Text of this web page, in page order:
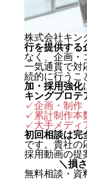
株式会社キン
行を提供する
なく、企画・
一気通貫で対
続的に行うこ
加・採用強化
キングプロテ
✓企画・制作
✓累計制作本
✓大手メディ
初回相談は完
です。貴社の
採用動画の提
＼損
無料相談・資